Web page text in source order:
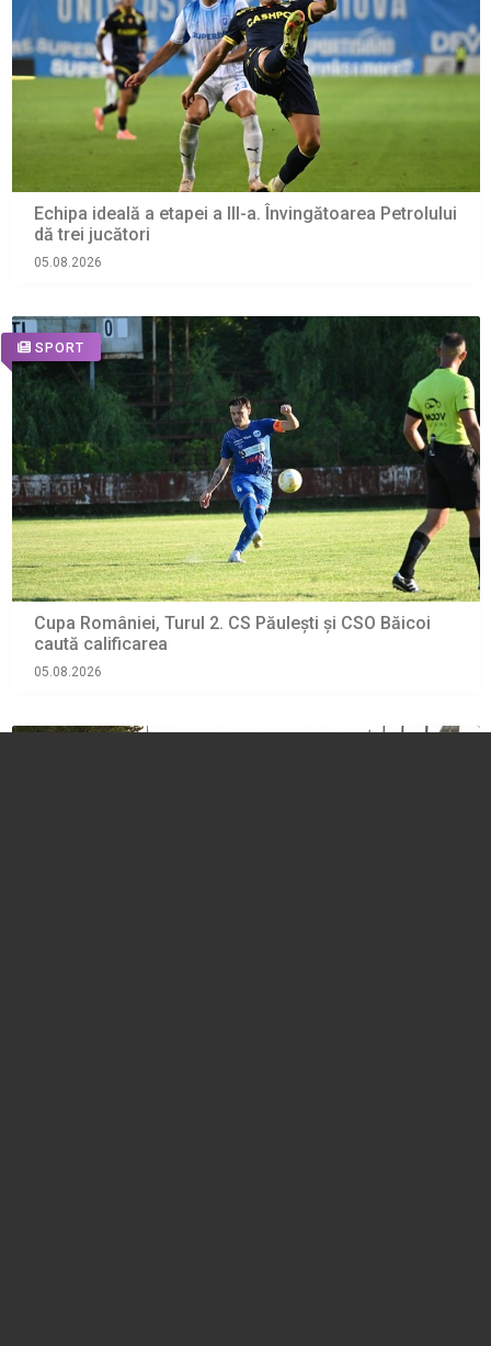
Echipa ideală a etapei a III-a. Învingătoarea Petrolului
dă trei jucători
05.08.2026
SPORT
Cupa României, Turul 2. CS Păulești și CSO Băicoi
caută calificarea
05.08.2026